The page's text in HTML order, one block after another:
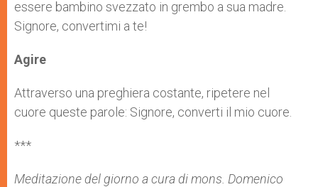
essere bambino svezzato in grembo a sua madre.
Signore, convertimi a te!
Agire
Attraverso una preghiera costante, ripetere nel
cuore queste parole: Signore, converti il mio cuore.
***
Meditazione del giorno a cura dimons. Domenico